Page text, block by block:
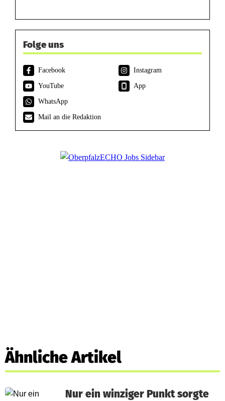
Folge uns
Facebook
Instagram
YouTube
App
WhatsApp
Mail an die Redaktion
Ähnliche Artikel
Nur ein winziger Punkt sorgte